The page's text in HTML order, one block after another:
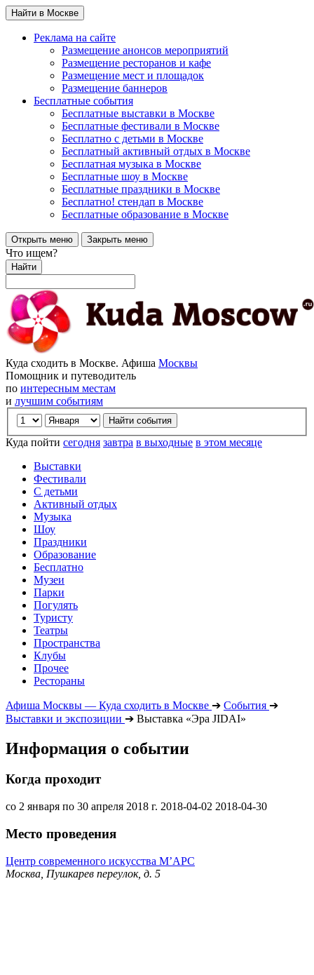
Найти в Москве
Реклама на сайте
Размещение анонсов мероприятий
Размещение ресторанов и кафе
Размещение мест и площадок
Размещение баннеров
Бесплатные события
Бесплатные выставки в Москве
Бесплатные фестивали в Москве
Бесплатно с детьми в Москве
Бесплатный активный отдых в Москве
Бесплатная музыка в Москве
Бесплатные шоу в Москве
Бесплатные праздники в Москве
Бесплатно! стендап в Москве
Бесплатные образование в Москве
Открыть меню Закрыть меню
Что ищем?
Найти
Куда сходить в Москве. Афиша Москвы
Помощник и путеводитель
по интересным местам
и лучшим событиям
Куда пойти сегодня завтра в выходные в этом месяце
Выставки
Фестивали
С детьми
Активный отдых
Музыка
Шоу
Праздники
Образование
Бесплатно
Музеи
Парки
Погулять
Туристу
Театры
Пространства
Клубы
Прочее
Рестораны
Афиша Москвы — Куда сходить в Москве ➔ События ➔
Выставки и экспозиции ➔ Выставка «Эра JIDAI»
Информация о событии
Когда проходит
со 2 января по 30 апреля 2018 г. 2018-04-02 2018-04-30
Место проведения
Центр современного искусства М’АРС
Москва, Пушкарев переулок, д. 5